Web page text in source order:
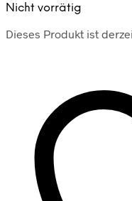
Nicht vorrätig
Dieses Produkt ist